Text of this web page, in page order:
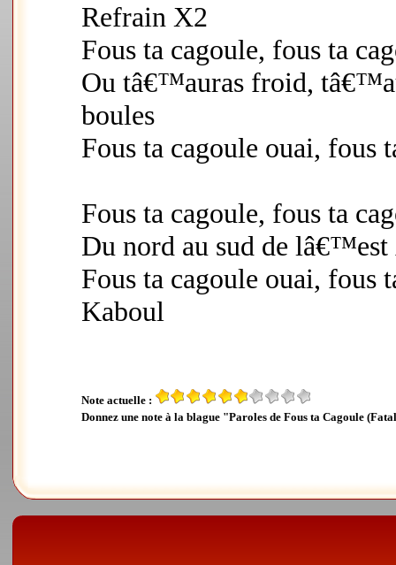
Refrain X2
Fous ta cagoule, fous ta
Ou tâ€™auras froid,
boules
Fous ta cagoule ouai, fous
Fous ta cagoule, fous ta
Du nord au sud de
Fous ta cagoule ouai,
Kaboul
Note actuelle :
Donnez une note à la blague "Paroles de Fous ta Cagoule